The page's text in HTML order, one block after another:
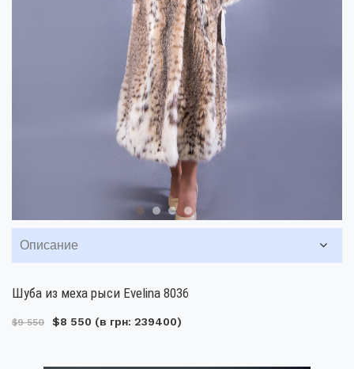
Описание
Шуба из меха рыси Evelina 8036
$9 550 $8 550 (в грн: 239400)